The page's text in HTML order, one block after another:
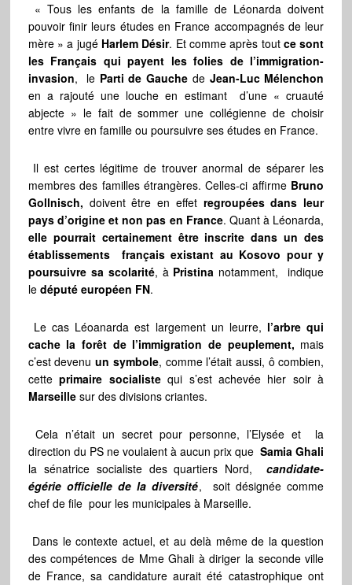
« Tous les enfants de la famille de Léonarda doivent
pouvoir finir leurs études en France accompagnés de leur
mère » a jugé Harlem Désir. Et comme après tout ce sont
les Français qui payent les folies de l’immigration-
invasion, le Parti de Gauche de Jean-Luc Mélenchon
en a rajouté une louche en estimant d’une « cruauté
abjecte » le fait de sommer une collégienne de choisir
entre vivre en famille ou poursuivre ses études en France.
Il est certes légitime de trouver anormal de séparer les
membres des familles étrangères. Celles-ci affirme Bruno
Gollnisch, doivent être en effet regroupées dans leur
pays d’origine et non pas en France. Quant à Léonarda,
elle pourrait certainement être inscrite dans un des
établissements français existant au Kosovo pour y
poursuivre sa scolarité, à Pristina notamment, indique
le député européen FN.
Le cas Léoanarda est largement un leurre, l’arbre qui
cache la forêt de l’immigration de peuplement, mais
c’est devenuun symbole, comme l’était aussi, ô combien,
cetteprimaire socialistequi s’est achevée hier soir à
Marseillesur des divisions criantes.
Cela n’était un secret pour personne, l’Elysée et la
direction du PS ne voulaient à aucun prix queSamia Ghali
la sénatrice socialiste des quartiers Nord,candidate-
égérie officielle de la diversité, soit désignée comme
chef de file pour les municipales à Marseille.
Dans le contexte actuel, et au delà même de la question
des compétences de Mme Ghali à diriger la seconde ville
de France, sa candidature aurait été catastrophique ont